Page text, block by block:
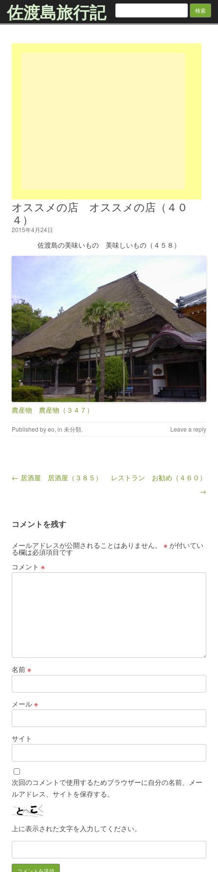
佐渡島旅行記 検
オススメの店 オススメの店（４０
４）
2015年4月24日
佐渡島の美味いもの 美味しいもの（４５８）
農産物 農産物（３４７）
Published byeo, in 未分類. Leave a reply
Post navigation
← 居酒屋 居酒屋（３８５）
レストラン お勧め（４６０）
→
コメントを残す
メールアドレスが公開されることはありません。 ※ が付いてい
る欄は必須項目です
コメント ※
名前 ※
メール ※
サイト
次回のコメントで使用するためブラウザーに自分の名前、メー
ルアドレス、サイトを保存する。
上に表示された文字を入力してください。